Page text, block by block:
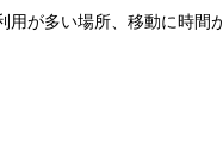
が多い場所、移動に時間